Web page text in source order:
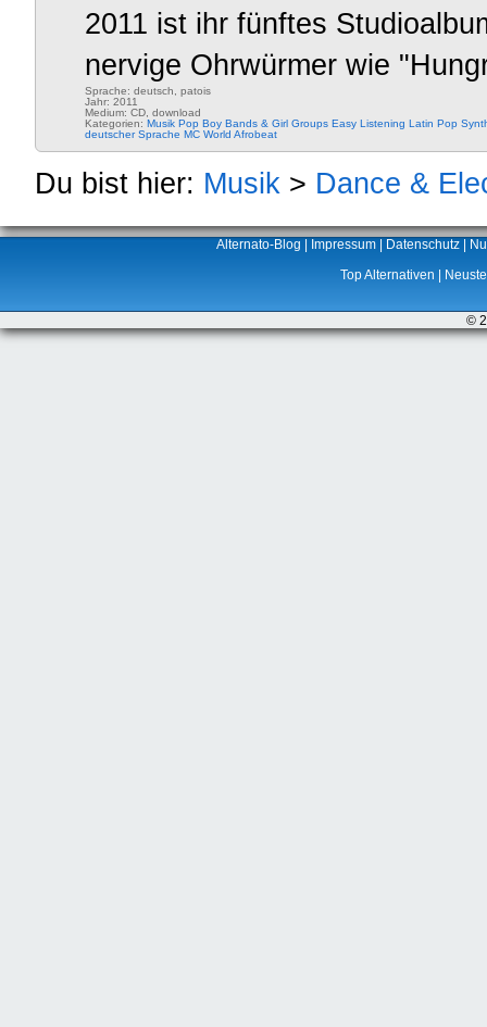
2011 ist ihr fünftes
nervige Ohrwürmer wie
Sprache: deutsch, patois
Jahr: 2011
Medium: CD, download
Kategorien: Musik Pop Boy Bands & Girl Groups Easy Listening Latin Pop
deutscher Sprache MC World Afrobeat
Du bist hier: Musik > Dance &
Alternato-Blog Impressum Datenschutz
Top Alternativen
©